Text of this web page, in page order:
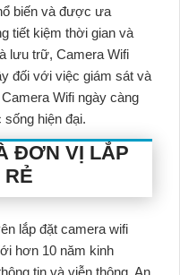
biến và được ưa
tiết kiệm thời gian và
lưu trữ, Camera Wifi
đối với việc giám sát và
Wifi ngày càng
hiện đại.
ĐƠN VỊ LẮP
RẺ
lắp đặt camera wifi
hơn 10 năm kinh
tin và viễn thông, An